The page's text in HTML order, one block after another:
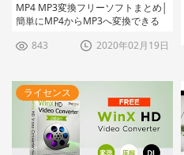
MP4 MP3変換フリーソフトまとめ│
簡単にMP4からMP3へ変換できる
843
2020年02月19日
ライセンス